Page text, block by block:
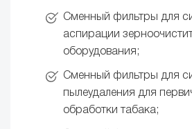
Сменный фильтры для
аспирации
оборудования;
Сменный фильтры для
пылеудаления для
обработки табака;